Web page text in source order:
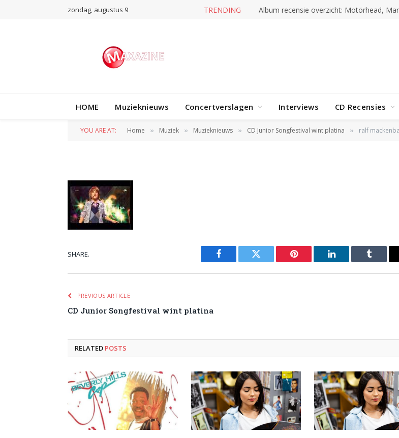
zondag, augustus 9 TRENDING Album recensie overzicht: Motörhead,
HOME Muzieknieuws Concertverslagen Interviews CD Recensies
YOU ARE AT: Home » Muziek » Muzieknieuws » CD Junior Songfestival wint platina » ralf
ralf mackenbach
SHARE.
Facebook Twitter Pinterest LinkedIn Tumblr
PREVIOUS ARTICLE
CD Junior Songfestival wint platina
RELATED POSTS